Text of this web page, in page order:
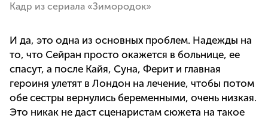
Кадр из сериала «Зимородок»
И да, это одна из основных проблем. Надежды на
то, что Сейран просто окажется в больнице, ее
спасут, а после Кайя, Суна, Ферит и главная
героиня улетят в Лондон на лечение, чтобы потом
обе сестры вернулись беременными, очень низкая.
Это никак не даст сценаристам сюжета на такое